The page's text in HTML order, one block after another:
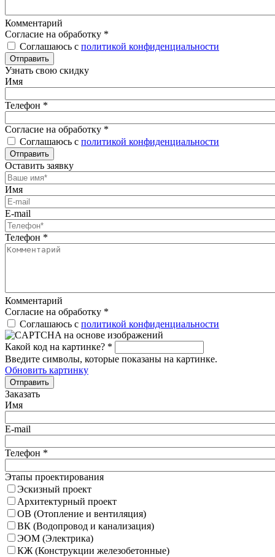
Комментарий
Согласие на обработку *
Соглашаюсь с политикой конфиденциальности
Отправить
Узнать свою скидку
Имя
Телефон *
Согласие на обработку *
Соглашаюсь с политикой конфиденциальности
Отправить
Оставить заявку
Имя
E-mail
Телефон *
Комментарий
Согласие на обработку *
Соглашаюсь с политикой конфиденциальности
Какой код на картинке? *
Введите символы, которые показаны на картинке.
Обновить картинку
Отправить
Заказать
Имя
E-mail
Телефон *
Этапы проектирования
Эскизный проект
Архитектурный проект
ОВ (Отопление и вентиляция)
ВК (Водопровод и канализация)
ЭОМ (Электрика)
КЖ (Конструкции железобетонные)